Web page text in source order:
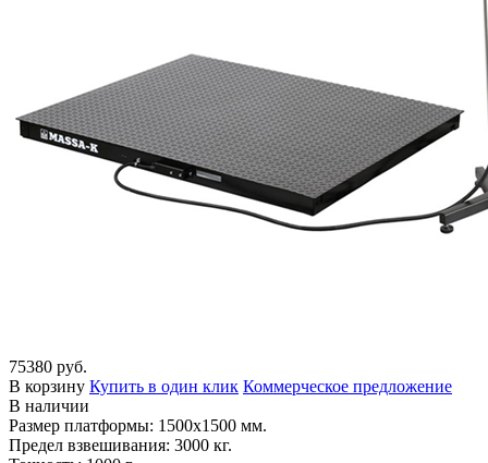
75380 руб.
В корзину Купить в один клик Коммерческое предложение
В наличии
Размер платформы: 1500х1500 мм.
Предел взвешивания: 3000 кг.